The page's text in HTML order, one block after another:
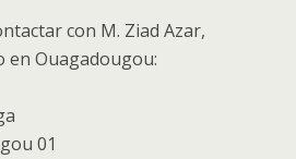
con M. Ziad Azar,
en Ouagadougou:
01